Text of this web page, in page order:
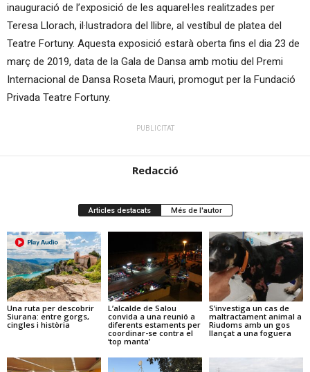
inauguració de l’exposició de les aquarel·les realitzades per
Teresa Llorach, il·lustradora del llibre, al vestíbul de platea del
Teatre Fortuny. Aquesta exposició estarà oberta fins el dia 23 de
març de 2019, data de la Gala de Dansa amb motiu del Premi
Internacional de Dansa Roseta Mauri, promogut per la Fundació
Privada Teatre Fortuny.
PUBLICITAT
Redacció
Articles destacats Més de l'autor
Una ruta per descobrir
Siurana: entre gorgs,
cingles i història
L’alcalde de Salou
convida a una reunió a
diferents estaments per
coordinar-se contra el
‘top manta’
S’investiga un cas de
maltractament animal a
Riudoms amb un gos
llançat a una foguera